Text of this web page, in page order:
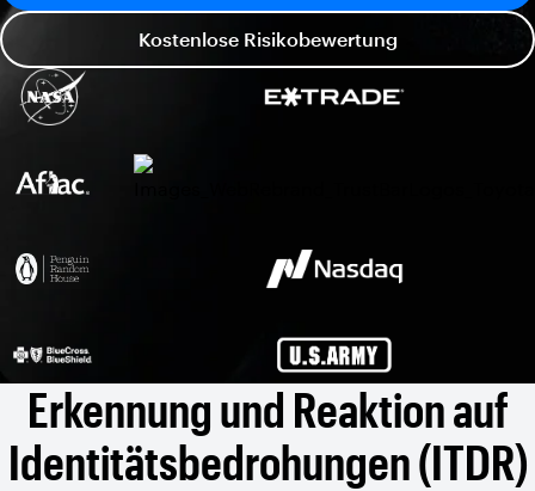
Kostenlose Risikobewertung
Erkennung und Reaktion auf
Identitätsbedrohungen (ITDR)